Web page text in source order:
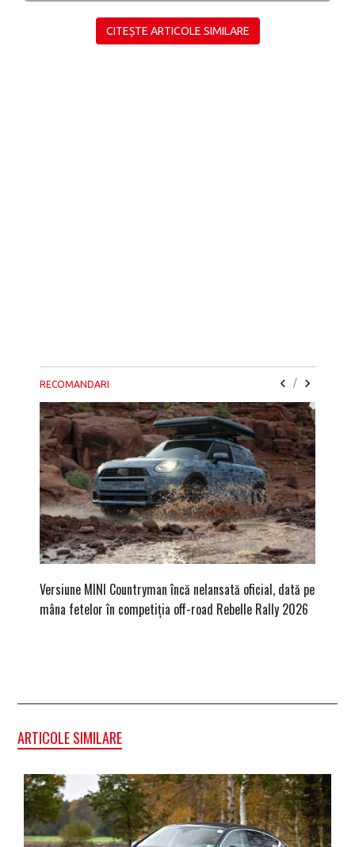
CITEȘTE ARTICOLE SIMILARE
RECOMANDARI /
Versiune MINI Countryman încă nelansată oficial, dată pe
mâna fetelor în competiția off-road Rebelle Rally 2026
ARTICOLE SIMILARE